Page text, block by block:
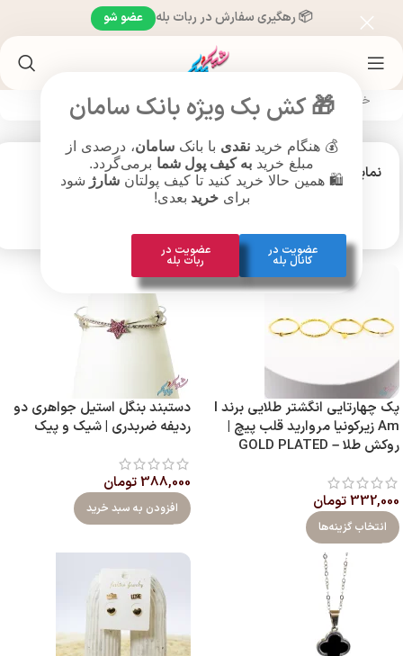
🎁 کش بک ویژه بانک سامان
💰 هنگام خریدنقدی با بانکسامان، درصدی از
مبلغ خرید به کیف پول شما برمی‌گردد.
🛍️ همین حالا خرید کنید تا کیف پولتانشارژ شود
برایخرید بعدی!
عضویت در
کانال بله
عضویت در
ربات بله
📦 رهگیری سفارش در ربات بله عضو شو
خانه بدلیجات
نمایش 12
18
24
پک چهارتایی انگشتر طلایی برند I
Am زیرکونیا مروارید قلب پیچ |
روکش طلا – GOLD PLATED
332,000تومان
انتخاب گزینه‌ها
دستبند بنگل استیل جواهری دو
ردیفه ضربدری | شیک و پیک
388,000تومان
افزودن به سبد خرید